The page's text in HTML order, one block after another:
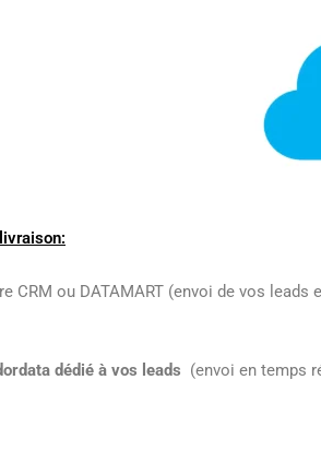
CRM ou DATAMART (envoi de vos leads
dédié à vos leads (envoi en temps